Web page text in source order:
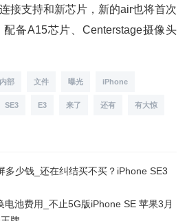
接支持和新芯片，新的air也将首次
备A15芯片、Centerstage摄像头
内部 文件 曝光 iPhone
SE3 E3 来了 还有 有大惊
多少钱_还在纠结买不买？iPhone SE3
电池费用_不止5G版iPhone SE 苹果3月